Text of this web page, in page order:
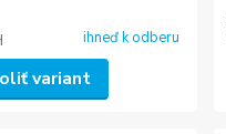
ihneď k odberu
variant